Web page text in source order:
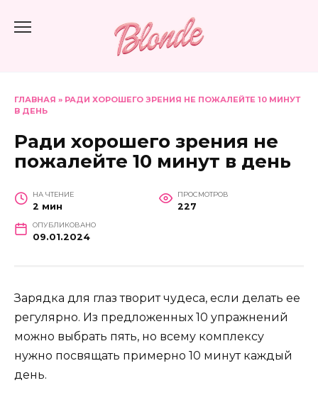
ГЛАВНАЯ » РАДИ ХОРОШЕГО ЗРЕНИЯ НЕ ПОЖАЛЕЙТЕ 10 МИНУТ
В ДЕНЬ
Ради хорошего зрения не
пожалейте 10 минут в день
НА ЧТЕНИЕ
2 мин
ПРОСМОТРОВ
227
ОПУБЛИКОВАНО
09.01.2024
Зарядка для глаз творит чудеса, если делать ее
регулярно. Из предложенных 10 упражнений
можно выбрать пять, но всему комплексу
нужно посвящать примерно 10 минут каждый
день.